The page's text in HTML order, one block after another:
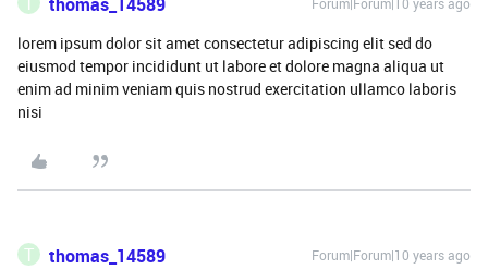
lorem ipsum dolor sit amet consectetur adipiscing elit sed do
eiusmod tempor incididunt ut labore et dolore magna aliqua ut
enim ad minim veniam quis nostrud exercitation ullamco laboris
nisi
T thomas_14589 Forum|Forum|10 years ago